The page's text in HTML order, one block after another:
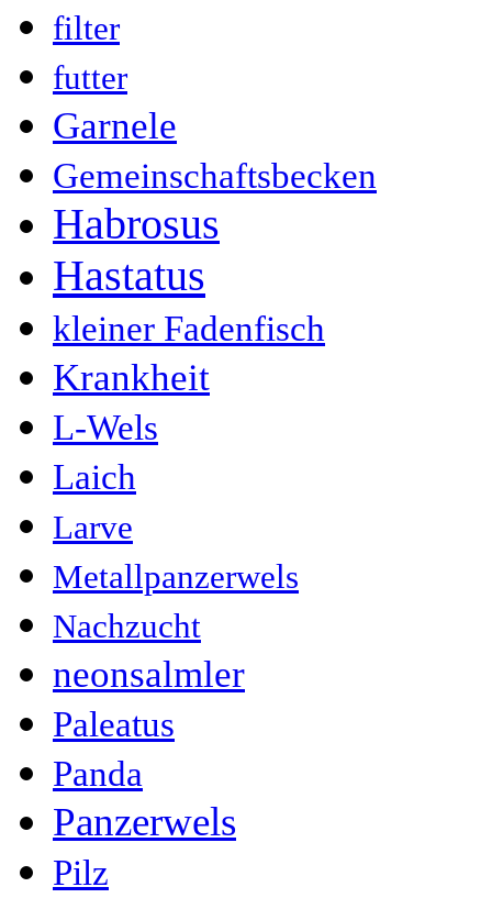
filter
futter
Garnele
Gemeinschaftsbecken
Habrosus
Hastatus
kleiner Fadenfisch
Krankheit
L-Wels
Laich
Larve
Metallpanzerwels
Nachzucht
neonsalmler
Paleatus
Panda
Panzerwels
Pilz